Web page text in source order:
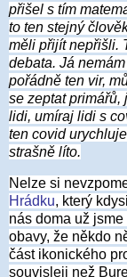
přišel s tím
to ten stejný
měli přijít nepřišli.
debata. Já
pořádně ten vir,
se zeptat primářů,
lidi, umíraj lidi s
ten covid
strašně líto.
Nelze si
Hrádku, který
nás doma už
obavy, že někdo
část ikonického
souvisleji než